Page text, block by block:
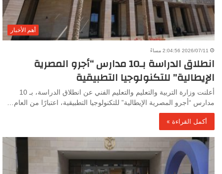
أهم الأخبار
2026/07/11 2:04:56 مساءً
انطلاق الدراسة بـ10 مدارس “أجرو المصرية
الإيطالية” للتكنولوجيا التطبيقية
أعلنت وزارة التربية والتعليم والتعليم الفني عن انطلاق الدراسة، بـ 10
مدارس “أجرو المصرية الإيطالية” للتكنولوجيا التطبيقية، اعتبارًا من العام…
أكمل القراءة »